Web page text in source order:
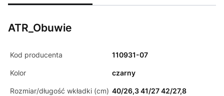
ATR_Obuwie
Kod producenta 110931-07
Kolor czarny
Rozmiar/długość wkładki (cm) 40/26,3 41/27 42/27,8